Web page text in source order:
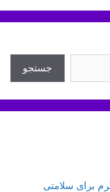
جستجو
برای سلامتی